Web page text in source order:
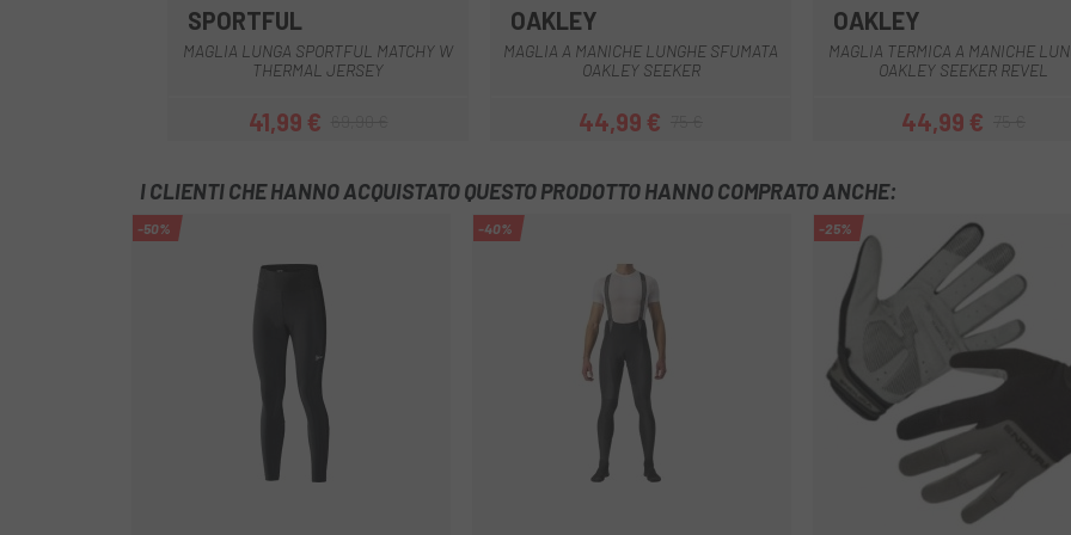
Blu Lilla
SPORTFUL
MAGLIA LUNGA SPORTFUL MATCHY W
THERMAL JERSEY
Prezzo
41,99 €Prezzo base
OAKLEY
MAGLIA A MANICHE LUNGHE SFUMATA
OAKLEY SEEKER
Prezzo
44,99 €Prezzo base
OAKLEY
MAGLIA TERMICA A MANICHE
OAKLEY SEEKER REVEL
Prezzo
44,99 €Prezzo base
I CLIENTI CHE HANNO ACQUISTATO QUESTO PRODOTTO HANNO COMPRATO ANCHE:
-50% -40% -25%